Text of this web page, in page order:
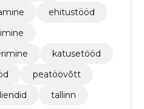
ehitustööd
katusetööd
peatöövõtt
tallinn